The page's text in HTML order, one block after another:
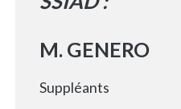
M. GENERO
Suppléants